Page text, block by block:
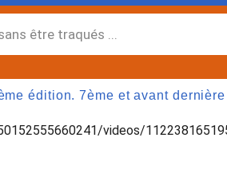
édition. 7ème et avant dernière
videos/